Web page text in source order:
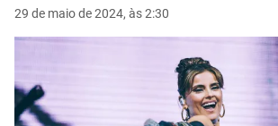
Other", lançado em outubro de 2023
29 de maio de 2024, às 2:30